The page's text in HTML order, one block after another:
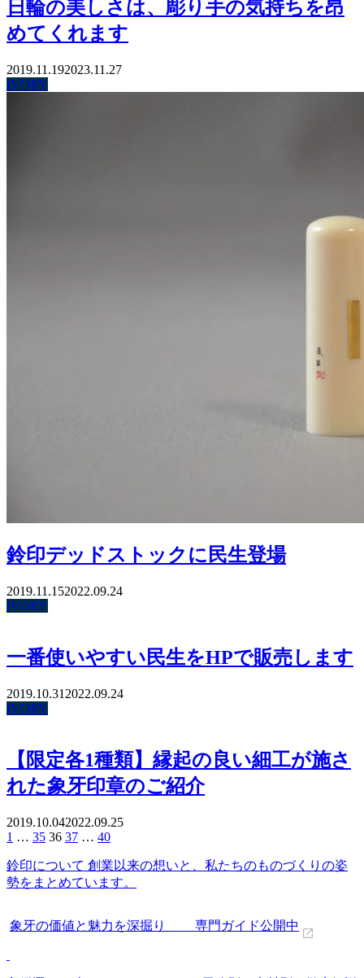
日輪の美しさは、彫り手の気持ちを昂
めてくれます
2019.11.192023.11.27
IVORY
鈴印デッドストックに民生登場
2019.11.152022.09.24
IVORY
一番使いやすい民生をHPで販売します
2019.10.31 2022.09.24
IVORY
【限定各1種類】縁起の良い細工が施さ
れた象牙印章のご紹介
2019.10.042022.09.25
投
の
ペ
ジ
1 … 35 36 37 … 40
鈴印について 創業以来の想いと、私たちのものづくりの姿
勢をまとめています。
象牙の価値と魅力を深掘り 専門ガイド公開中